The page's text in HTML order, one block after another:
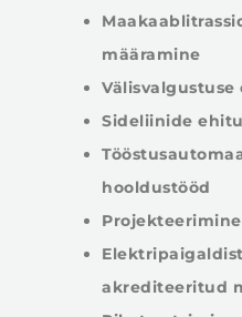
määramine
Sideliinide
hooldustööd
Projekteerimine
akrediteeritud